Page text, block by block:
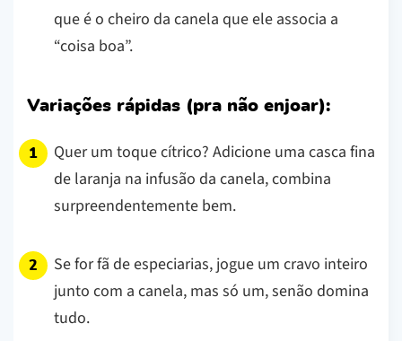
que é o cheiro da canela que ele associa a
“coisa boa”.
Variações rápidas (pra não enjoar):
Quer um toque cítrico? Adicione uma casca fina
de laranja na infusão da canela, combina
surpreendentemente bem.
Se for fã de especiarias, jogue um cravo inteiro
junto com a canela, mas só um, senão domina
tudo.